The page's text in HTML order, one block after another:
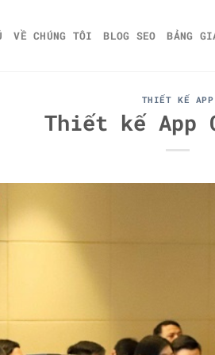
VỀ CHÚNG TÔI BLOG SEO BẢNG
THIẾT KẾ APP
Thiết kế App